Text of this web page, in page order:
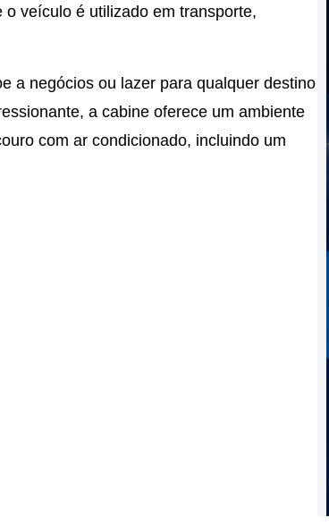
o veículo é utilizado em transporte,
a negócios ou lazer para qualquer destino
a cabine oferece um ambiente
com ar condicionado, incluindo um